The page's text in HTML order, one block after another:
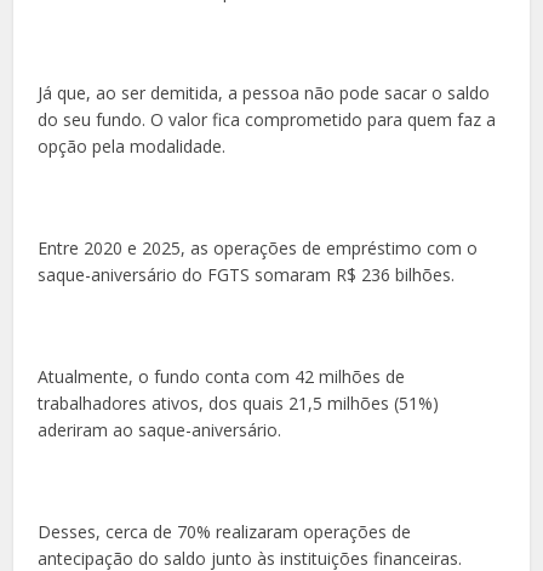
Já que, ao ser demitida, a pessoa não pode sacar o saldo
do seu fundo. O valor fica comprometido para quem faz a
opção pela modalidade.
Entre 2020 e 2025, as operações de empréstimo com o
saque-aniversário do FGTS somaram R$ 236 bilhões.
Atualmente, o fundo conta com 42 milhões de
trabalhadores ativos, dos quais 21,5 milhões (51%)
aderiram ao saque-aniversário.
Desses, cerca de 70% realizaram operações de
antecipação do saldo junto às instituições financeiras.